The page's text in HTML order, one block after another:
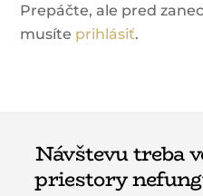
Prepáčte, ale pred
musíte prihlásiť.
Návštevu treba
priestory